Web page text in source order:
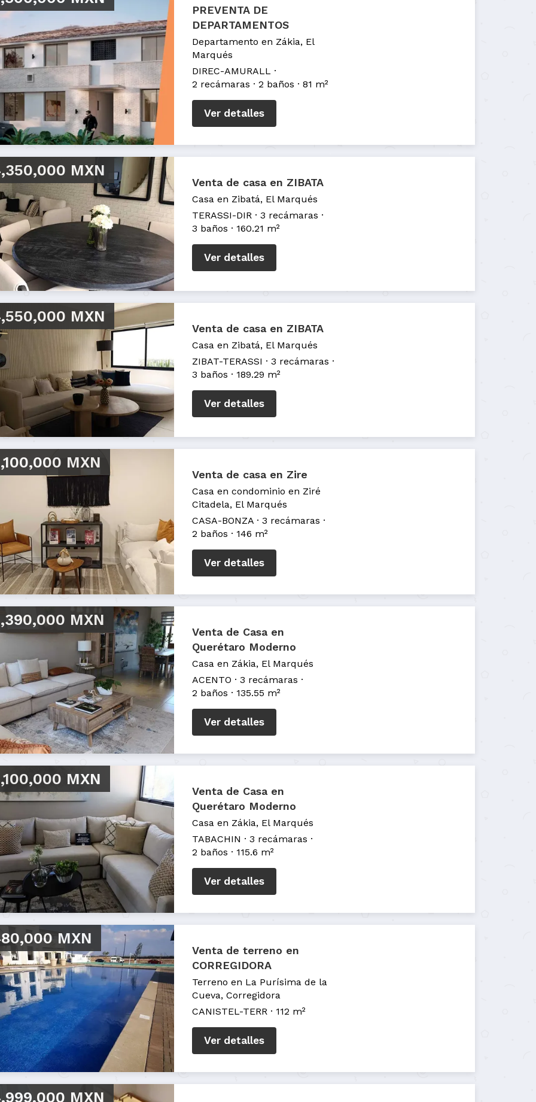
PREVENTA DE
DEPARTAMENTOS
Departamento en Zákia, El
Marqués
DIREC-AMURALL
2 recámaras
2 baños 81 m²
Ver detalles
MXN
Venta de casa en ZIBATA
Casa en Zibatá, El Marqués
TERASSI-DIR
3 recámaras
3 baños
160.21 m²
Ver detalles
MXN
Venta de casa en ZIBATA
Casa en Zibatá, El Marqués
ZIBAT-TERASSI
3 recámaras
3 baños
189.29 m²
Ver detalles
MXN
Venta de casa en Zire
Casa en condominio en Ziré
Citadela, El Marqués
CASA-BONZA
3 recámaras
2 baños
146 m²
Ver detalles
MXN
Venta de Casa en
Querétaro Moderno
Casa en Zákia, El Marqués
ACENTO
3 recámaras
2 baños
135.55 m²
Ver detalles
MXN
Venta de Casa en
Querétaro Moderno
Casa en Zákia, El Marqués
TABACHIN
3 recámaras
2 baños
115.6 m²
Ver detalles
MXN
Venta de terreno en
CORREGIDORA
Terreno en La Purísima de la
Cueva, Corregidora
CANISTEL-TERR
112 m²
Ver detalles
MXN